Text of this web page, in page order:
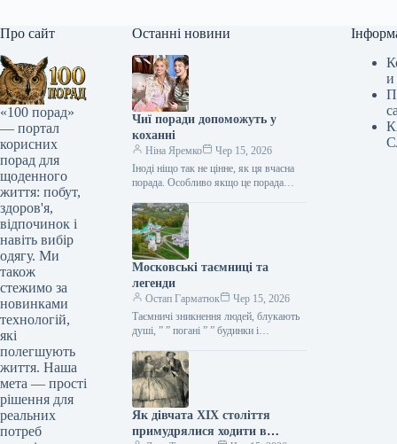
Про сайт
«100 порад»
— портал
корисних
порад для
щоденного
життя: побут,
здоров'я,
відпочинок і
навіть вибір
одягу. Ми
також
стежимо за
новинками
технологій,
які
полегшують
життя. Наша
мета — прості
рішення для
реальних
потреб
Останні новини
Чиї поради допоможуть у
коханні
Ніна Яремко
Чер 15, 2026
Іноді ніщо так не цінне, як ця вчасна
порада. Особливо якщо це порада
косметолога, тренера, стиліста…
Московські таємниці та
легенди
Остап Гарматюк
Чер 15, 2026
Таємничі зникнення людей, блукають
душі, ” ” погані ” ” будинки і
Щоб…
Як дівчата XIX століття
примудрялися ходити в
и